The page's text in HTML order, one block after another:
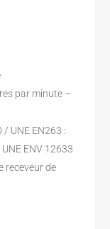
par minute –
/ UNE EN263 :
ENV 12633
receveur de